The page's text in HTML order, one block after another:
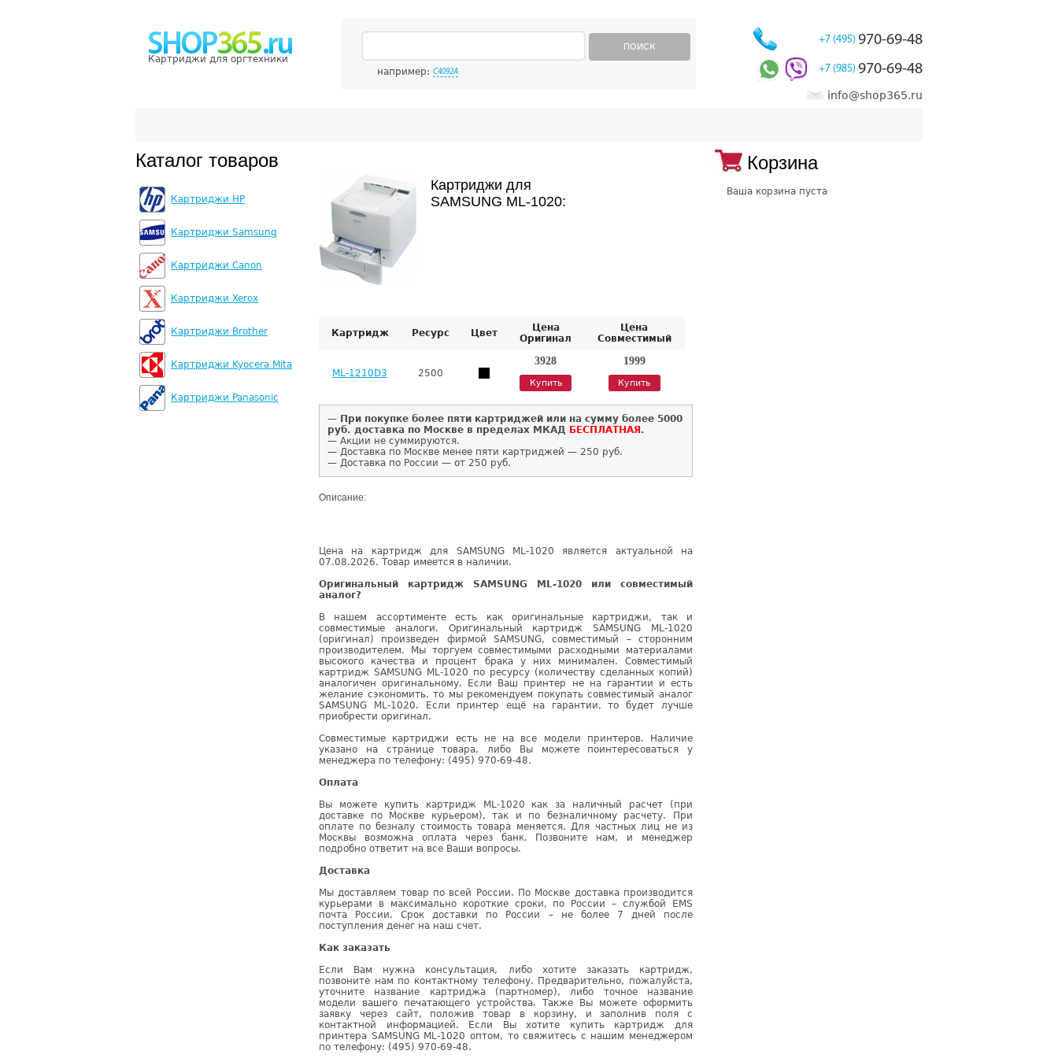
Картриджи для оргтехники
ПОИСК
например: C4092A
+7 (495) 970-69-48
+7 (985) 970-69-48
info@shop365.ru
Каталог товаров
Картриджи HP
Картриджи Samsung
Картриджи Canon
Картриджи Xerox
Картриджи Brother
Картриджи Kyocera Mita
Картриджи Panasonic
Картриджи для
SAMSUNG ML-1020:
Картридж Ресурс Цвет
Цена
Оригинал
Цена
Совместимый
ML-1210D3 2500
3928
Купить
1999
Купить
— При покупке более пяти картриджей или на сумму более 5000
руб. доставка по Москве в пределах МКАД БЕСПЛАТНАЯ .
— Акции не суммируются.
— Доставка по Москве менее пяти картриджей — 250 руб.
— Доставка по России — от 250 руб.
Описание:
Цена на картридж для SAMSUNG ML-1020 является актуальной на
07.08.2026. Товар имеется в наличии.
Оригинальный картридж SAMSUNG ML-1020 или совместимый
аналог?
В нашем ассортименте есть как оригинальные картриджи, так и
совместимые аналоги. Оригинальный картридж SAMSUNG ML-1020
(оригинал) произведен фирмой SAMSUNG, совместимый – сторонним
производителем. Мы торгуем совместимыми расходными материалами
высокого качества и процент брака у них минимален. Совместимый
картридж SAMSUNG ML-1020 по ресурсу (количеству сделанных копий)
аналогичен оригинальному. Если Ваш принтер не на гарантии и есть
желание сэкономить, то мы рекомендуем покупать совместимый аналог
SAMSUNG ML-1020. Если принтер ещё на гарантии, то будет лучше
приобрести оригинал.
Совместимые картриджи есть не на все модели принтеров. Наличие
указано на странице товара, либо Вы можете поинтересоваться у
менеджера по телефону: (495) 970-69-48.
Оплата
Вы можете купить картридж ML-1020 как за наличный расчет (при
доставке по Москве курьером), так и по безналичному расчету. При
оплате по безналу стоимость товара меняется. Для частных лиц не из
Москвы возможна оплата через банк. Позвоните нам, и менеджер
подробно ответит на все Ваши вопросы.
Доставка
Мы доставляем товар по всей России. По Москве доставка производится
курьерами в максимально короткие сроки, по России – службой EMS
почта России. Срок доставки по России – не более 7 дней после
поступления денег на наш счет.
Как заказать
Если Вам нужна консультация, либо хотите заказать картридж,
позвоните нам по контактному телефону. Предварительно, пожалуйста,
уточните название картриджа (партномер), либо точное название
модели вашего печатающего устройства. Также Вы можете оформить
заявку через сайт, положив товар в корзину, и заполнив поля с
контактной информацией. Если Вы хотите купить картридж для
принтера SAMSUNG ML-1020 оптом, то свяжитесь с нашим менеджером
по телефону: (495) 970-69-48.
Корзина
Ваша корзина пуста